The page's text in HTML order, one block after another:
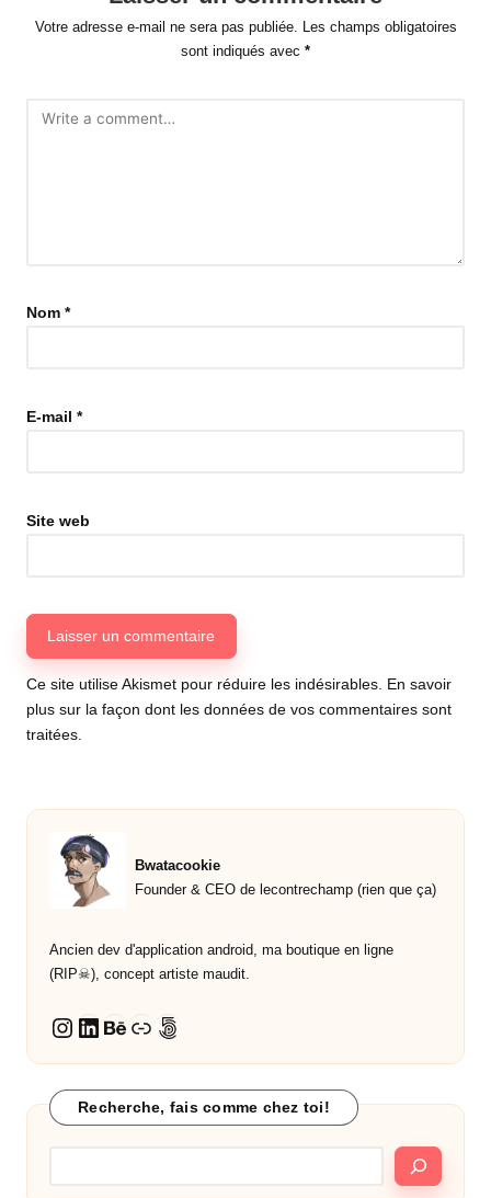
Votre adresse e-mail ne sera pas publiée. Les champs obligatoires
sont indiqués avec *
Nom *
E-mail *
Site web
Ce site utilise Akismet pour réduire les indésirables. En savoir
plus sur la façon dont les données de vos commentaires sont
traitées.
Bwatacookie
Founder & CEO de lecontrechamp (rien que ça)
Ancien dev d'application android, ma boutique en ligne
(RIP☠︎︎), concept artiste maudit.
Instagram
LinkedIn
Behance
Lien500px
Recherche, fais comme chez toi!